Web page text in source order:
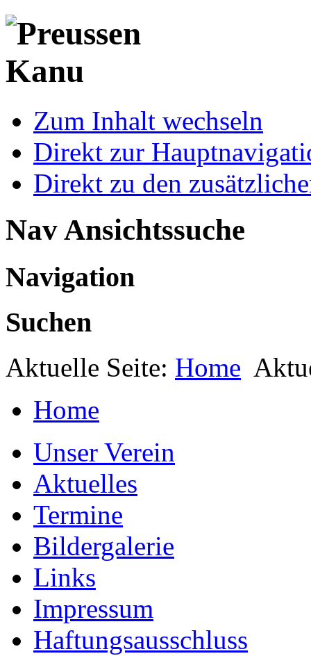
Zum Inhalt wechseln
Direkt zur
Direkt zu den
Nav Ansichtssuche
Navigation
Suchen
Aktuelle Seite: Home
Home
Unser Verein
Aktuelles
Termine
Bildergalerie
Links
Impressum
Haftungsausschluss